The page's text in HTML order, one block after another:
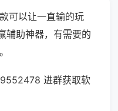
可以让一直输的玩
辅助神器，有需要的
进群获取软